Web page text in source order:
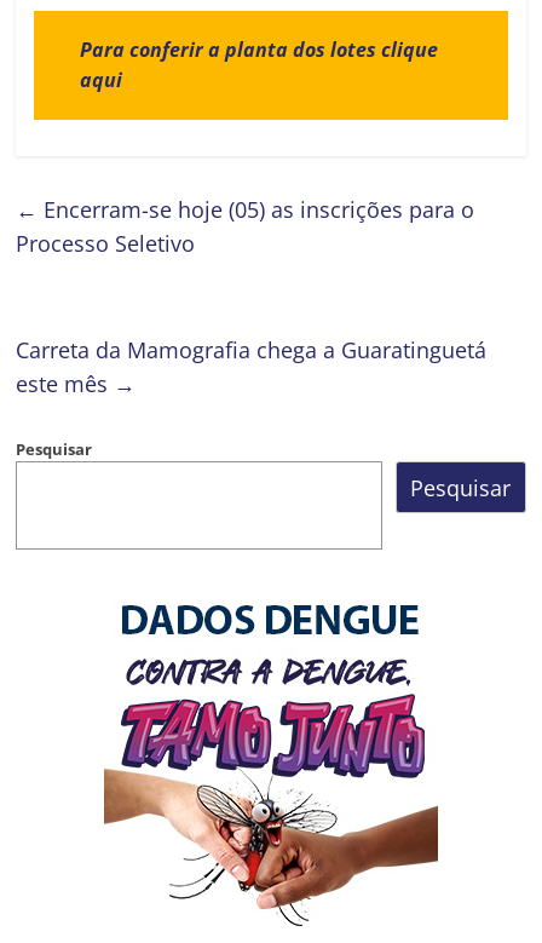
Para conferir a planta dos lotes clique
aqui
← Encerram-se hoje (05) as inscrições para o
Processo Seletivo
Carreta da Mamografia chega a Guaratinguetá
este mês →
Pesquisar
Pesquisar